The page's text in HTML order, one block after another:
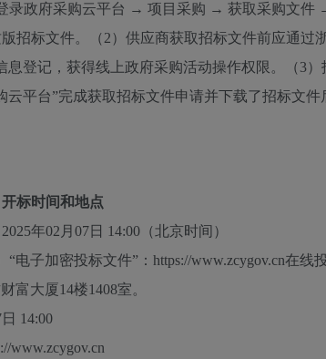
录政府采购云平台 → 项目采购 → 获取采购文件
招标文件。（2）供应商获取招标文件前应通过
息登记，获得线上政府采购活动操作权限。（3
云平台”完成获取招标文件申请并下载了招标文
标时间和地点
2025年02月07日 14:00 （北京时间）
“电子加密投标文件”：https://www.zcygov.cn在
富大厦14楼1408室。
14:00
www.zcygov.cn